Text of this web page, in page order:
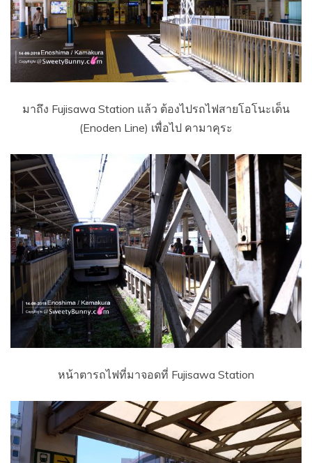
มาถึง Fujisawa Station แล้ว ต้องไปรถไฟสายโอโนะเด็น
(Enoden Line) เพื่อไป คามาคุระ
หน้าตารถไฟที่มาจอดที่ Fujisawa Station